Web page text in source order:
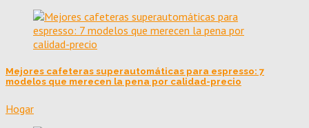
Mejores cafeteras superautomáticas para espresso: 7
modelos que merecen la pena por calidad-precio
Hogar